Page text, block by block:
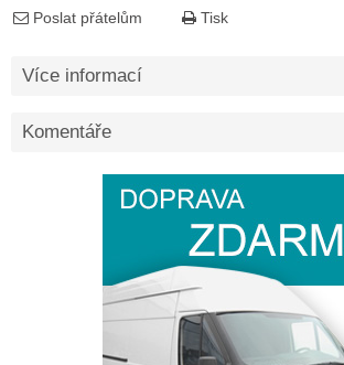
Poslat přátelům Tisk
Více informací
Komentáře